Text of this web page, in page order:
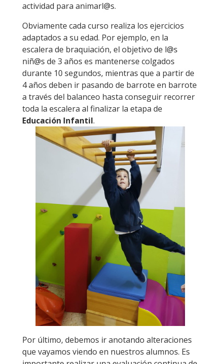
actividad para animarl@s.
Obviamente cada curso realiza los ejercicios
adaptados a su edad. Por ejemplo, en la
escalera de braquiación, el objetivo de l@s
niñ@s de 3 años es mantenerse colgados
durante 10 segundos, mientras que a partir de
4 años deben ir pasando de barrote en barrote
a través del balanceo hasta conseguir recorrer
toda la escalera al finalizar la etapa de
Educación Infantil.
Por último, debemos ir anotando alteraciones
que vayamos viendo en nuestros alumnos. Es